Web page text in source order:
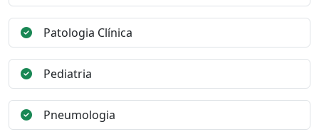
Patologia Clínica
Pediatria
Pneumologia